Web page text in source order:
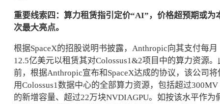
重要线索四：算力租赁指引定价“AI”，价格超预期或为
次最大亮点。
根据SpaceX的招股说明书披露，Anthropic向其支付每月
12.5亿美元以租赁其对Colossus1&2项目中的算力资源。
前，根据Anthropic宣布和SpaceX达成的协议，该公司将
用Colossus1数据中心的全部算力资源，包括超过300MV
的新增容量、超过22万块NVDIAGPU。如按该水平作为